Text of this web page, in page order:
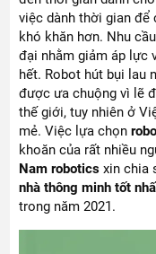
việc dành thời gian để
khó khăn hơn. Nhu
đại nhằm giảm áp lực
hết. Robot hút bụi lau
được ưa chuộng vì lẽ
thế giới, tuy nhiên ở
mẻ. Việc lựa chọn
khoăn của rất nhiều
Nam robotics xin chia
nhà thông minh tốt
trong năm 2021.